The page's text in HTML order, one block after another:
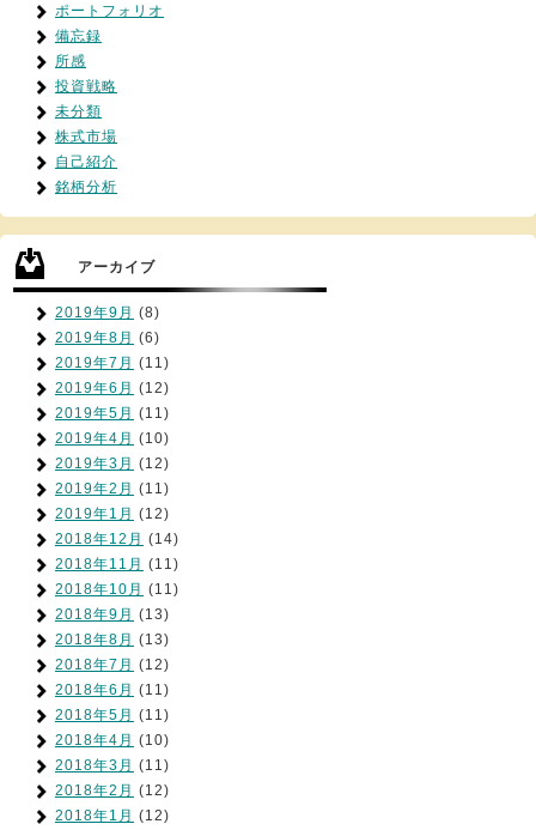
ポートフォリオ
備忘録
所感
投資戦略
未分類
株式市場
自己紹介
銘柄分析
アーカイブ
2019年9月 (8)
2019年8月 (6)
2019年7月 (11)
2019年6月 (12)
2019年5月 (11)
2019年4月 (10)
2019年3月 (12)
2019年2月 (11)
2019年1月 (12)
2018年12月 (14)
2018年11月 (11)
2018年10月 (11)
2018年9月 (13)
2018年8月 (13)
2018年7月 (12)
2018年6月 (11)
2018年5月 (11)
2018年4月 (10)
2018年3月 (11)
2018年2月 (12)
2018年1月 (12)